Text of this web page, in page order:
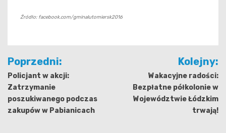
Źródło: facebook.com/gminalutomiersk2016
Nawigacja
wpisu
Poprzedni:
Policjant w akcji:
Zatrzymanie
poszukiwanego podczas
zakupów w Pabianicach
Kolejny:
Wakacyjne radości:
Bezpłatne półkolonie w
Województwie Łódzkim
trwają!